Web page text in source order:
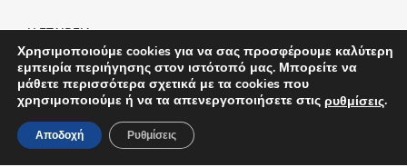
Η ΕΤΑΙΡΕΙΑ
BLOG
ΠΡΟΣΑΡΜΟΣΜΕΝΕΣ ΠΑΡΑΓΓΕΛΙΕΣ
ΤΡΟΠΟΙ ΑΠΟΣΤΟΛΗΣ
ΤΡΟΠΟΙ ΠΛΗΡΩΜΗΣ
Χρησιμοποιούμε cookies για να σας προσφέρουμε καλύτερη
εμπειρία περιήγησης στον ιστότοπό μας. Μπορείτε να
μάθετε περισσότερα σχετικά με τα cookies που
χρησιμοποιούμε ή να τα απενεργοποιήσετε στις ρυθμίσεις.
Αποδοχή Ρυθμίσεις